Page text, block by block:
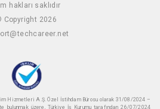
hakları saklıdır
Copyright 2026
Hizmetleri A.Ş. Özel İstihdam Bürosu olarak 31/08/2024 –
üzere, Türkiye İş Kurumu tarafından 26/07/2024